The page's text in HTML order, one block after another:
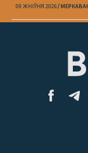
09 ЖНІЎНЯ 2026